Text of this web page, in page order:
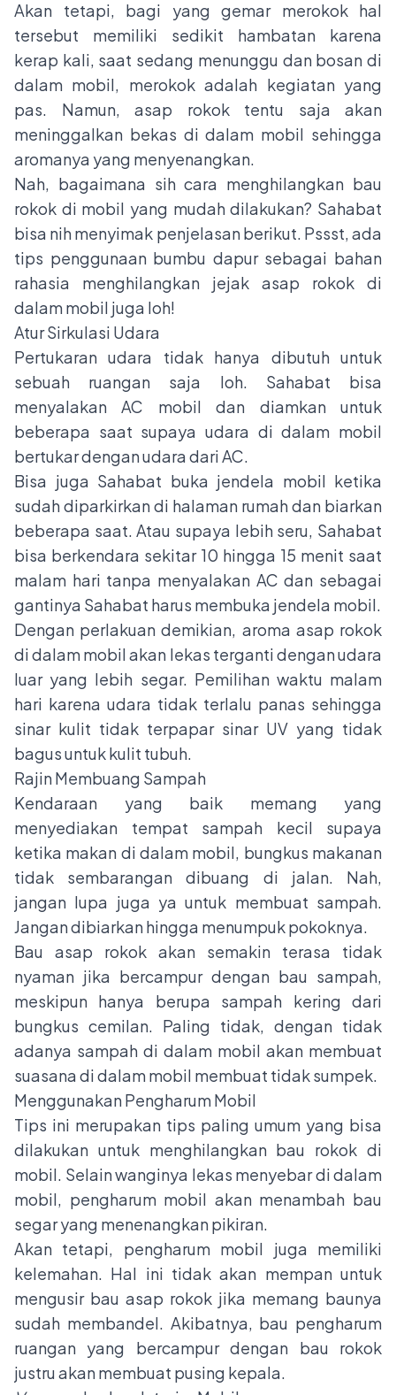
Akan tetapi, bagi yang gemar merokok hal
tersebut memiliki sedikit hambatan karena
kerap kali, saat sedang menunggu dan bosan di
dalam mobil, merokok adalah kegiatan yang
pas. Namun, asap rokok tentu saja akan
meninggalkan bekas di dalam mobil sehingga
aromanya yang menyenangkan.
Nah, bagaimana sih cara menghilangkan bau
rokok di mobil yang mudah dilakukan? Sahabat
bisa nih menyimak penjelasan berikut. Pssst, ada
tips penggunaan bumbu dapur sebagai bahan
rahasia menghilangkan jejak asap rokok di
dalam mobil juga loh!
Atur Sirkulasi Udara
Pertukaran udara tidak hanya dibutuh untuk
sebuah ruangan saja loh. Sahabat bisa
menyalakan AC mobil dan diamkan untuk
beberapa saat supaya udara di dalam mobil
bertukar dengan udara dari AC.
Bisa juga Sahabat buka jendela mobil ketika
sudah diparkirkan di halaman rumah dan biarkan
beberapa saat. Atau supaya lebih seru, Sahabat
bisa berkendara sekitar 10 hingga 15 menit saat
malam hari tanpa menyalakan AC dan sebagai
gantinya Sahabat harus membuka jendela mobil.
Dengan perlakuan demikian, aroma asap rokok
di dalam mobil akan lekas terganti dengan udara
luar yang lebih segar. Pemilihan waktu malam
hari karena udara tidak terlalu panas sehingga
sinar kulit tidak terpapar sinar UV yang tidak
bagus untuk kulit tubuh.
Rajin Membuang Sampah
Kendaraan yang baik memang yang
menyediakan tempat sampah kecil supaya
ketika makan di dalam mobil, bungkus makanan
tidak sembarangan dibuang di jalan. Nah,
jangan lupa juga ya untuk membuat sampah.
Jangan dibiarkan hingga menumpuk pokoknya.
Bau asap rokok akan semakin terasa tidak
nyaman jika bercampur dengan bau sampah,
meskipun hanya berupa sampah kering dari
bungkus cemilan. Paling tidak, dengan tidak
adanya sampah di dalam mobil akan membuat
suasana di dalam mobil membuat tidak sumpek.
Menggunakan Pengharum Mobil
Tips ini merupakan tips paling umum yang bisa
dilakukan untuk menghilangkan bau rokok di
mobil. Selain wanginya lekas menyebar di dalam
mobil, pengharum mobil akan menambah bau
segar yang menenangkan pikiran.
Akan tetapi, pengharum mobil juga memiliki
kelemahan. Hal ini tidak akan mempan untuk
mengusir bau asap rokok jika memang baunya
sudah membandel. Akibatnya, bau pengharum
ruangan yang bercampur dengan bau rokok
justru akan membuat pusing kepala.